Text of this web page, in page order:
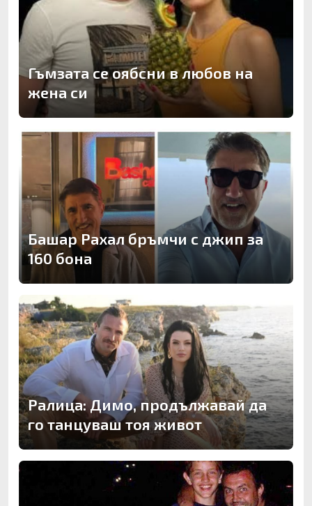
Гъмзата се оябсни в любов на
жена си
Башар Рахал бръмчи с джип за
160 бона
Ралица: Димо, продължавай да
го танцуваш тоя живот